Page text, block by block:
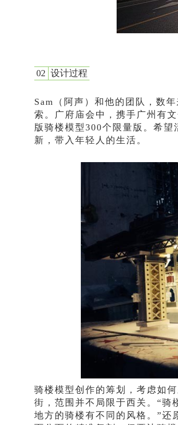
02 设计过程
Sam（阿声）和他的团队，数
索。广府庙会中，携手广州有
版骑楼模型300个限量版。希
新，带入年轻人的生活。
骑楼模型创作的筹划，考虑如
街，范围并不局限于西关。“骑
地方的骑楼有不同的风格。”还